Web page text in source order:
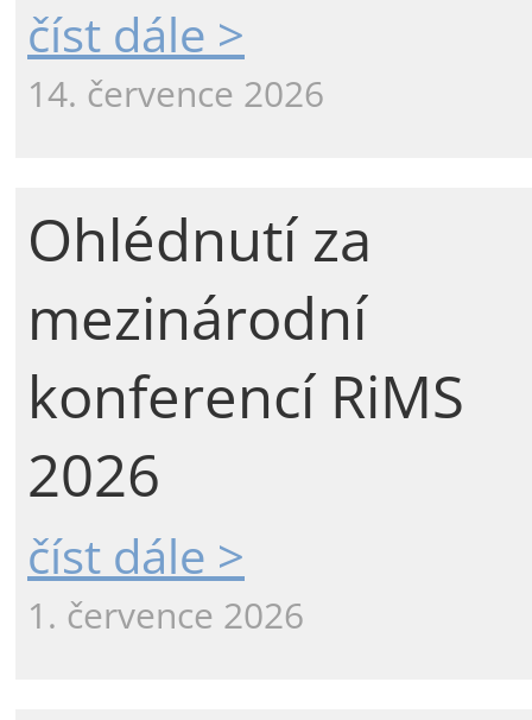
číst dále >
14. července 2026
Ohlédnutí za
mezinárodní
konferencí RiMS
2026
číst dále >
1. července 2026